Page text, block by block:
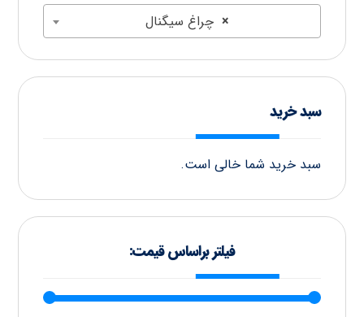
× چراغ سیگنال
سبد خرید
سبد خرید شما خالی است.
فیلتر براساس قیمت: